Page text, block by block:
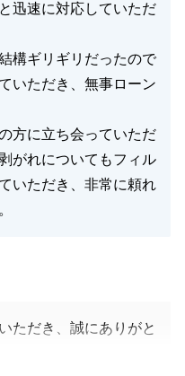
迅速に対応していただ
構ギリギリだったので
いただき、無事ローン
方に立ち会っていただ
がれについてもフィル
いただき、非常に頼れ
ただき、誠にありがと